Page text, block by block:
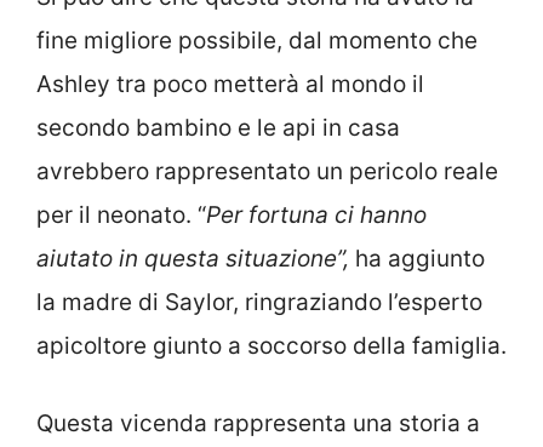
fine migliore possibile, dal momento che
Ashley tra poco metterà al mondo il
secondo bambino e le api in casa
avrebbero rappresentato un pericolo reale
per il neonato. “Per fortuna ci hanno
aiutato in questa situazione”, ha aggiunto
la madre di Saylor, ringraziando l’esperto
apicoltore giunto a soccorso della famiglia.
Questa vicenda rappresenta una storia a